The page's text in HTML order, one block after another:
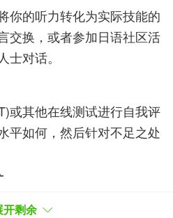
你的听力转化为实际技能的
交换，或者参加日语社区活
对话。
或其他在线测试进行自我评
平如何，然后针对不足之处
量的时间和努力。要有耐
开剩余